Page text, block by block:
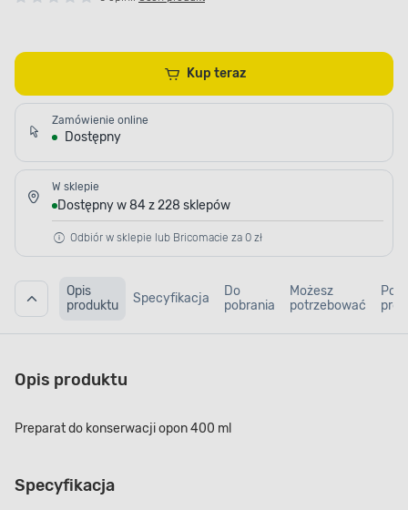
Kup teraz
Zamówienie online
Dostępny
W sklepie
Dostępny w 84 z 228 sklepów
Odbiór w sklepie lub Bricomacie za 0 zł
Opis
produktu
Specyfikacja
Do
pobrania
Możesz
potrzebować
Opis produktu
Preparat do konserwacji opon 400 ml
Specyfikacja